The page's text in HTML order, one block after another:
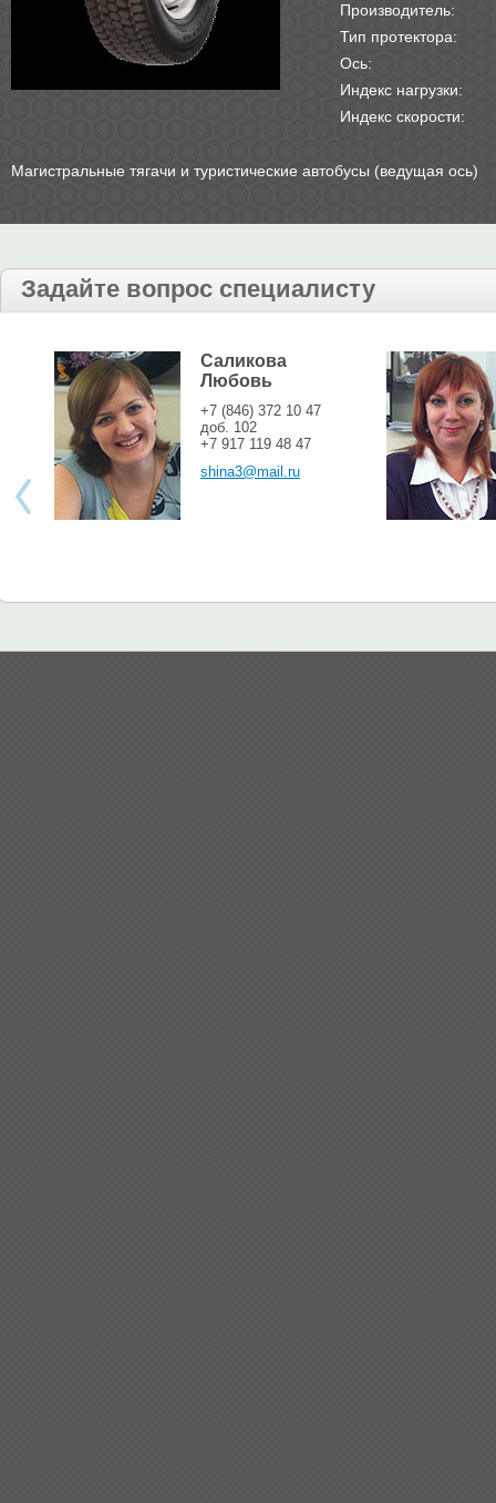
Производитель:
Тип протектора:
Ось:
Индекс нагрузки:
Индекс скорости:
Магистральные тягачи и туристические автобусы (ведущая ось)
Задайте вопрос специалисту
Саликова
Любовь
+7 (846) 372 10 47
доб. 102
+7 917 119 48 47
shina3@mail.ru